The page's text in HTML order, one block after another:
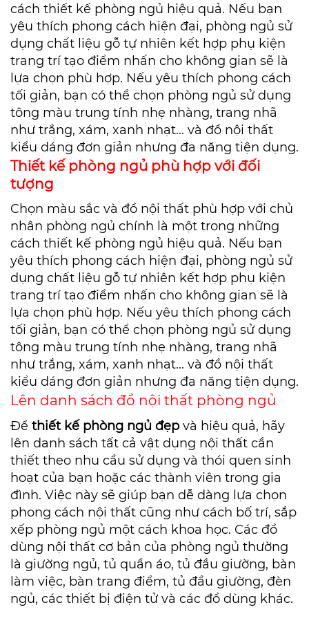
cách thiết kế phòng ngủ hiệu quả. Nếu bạn
yêu thích phong cách hiện đại, phòng ngủ sử
dụng chất liệu gỗ tự nhiên kết hợp phụ kiện
trang trí tạo điểm nhấn cho không gian sẽ là
lựa chọn phù hợp. Nếu yêu thích phong cách
tối giản, bạn có thể chọn phòng ngủ sử dụng
tông màu trung tính nhẹ nhàng, trang nhã
như trắng, xám, xanh nhạt... và đồ nội thất
kiểu dáng đơn giản nhưng đa năng tiện dụng.
Thiết kế phòng ngủ phù hợp với đối
tượng
Chọn màu sắc và đồ nội thất phù hợp với chủ
nhân phòng ngủ chính là một trong những
cách thiết kế phòng ngủ hiệu quả. Nếu bạn
yêu thích phong cách hiện đại, phòng ngủ sử
dụng chất liệu gỗ tự nhiên kết hợp phụ kiện
trang trí tạo điểm nhấn cho không gian sẽ là
lựa chọn phù hợp. Nếu yêu thích phong cách
tối giản, bạn có thể chọn phòng ngủ sử dụng
tông màu trung tính nhẹ nhàng, trang nhã
như trắng, xám, xanh nhạt... và đồ nội thất
kiểu dáng đơn giản nhưng đa năng tiện dụng.
Lên danh sách đồ nội thất phòng ngủ
Để thiết kế phòng ngủ đẹpvà hiệu quả, hãy
lên danh sách tất cả vật dụng nội thất cần
thiết theo nhu cầu sử dụng và thói quen sinh
hoạt của bạn hoặc các thành viên trong gia
đình. Việc này sẽ giúp bạn dễ dàng lựa chọn
phong cách nội thất cũng như cách bố trí, sắp
xếp phòng ngủ một cách khoa học. Các đồ
dùng nội thất cơ bản của phòng ngủ thường
là giường ngủ, tủ quần áo, tủ đầu giường, bàn
làm việc, bàn trang điểm, tủ đầu giường, đèn
ngủ, các thiết bị điện tử và các đồ dùng khác.